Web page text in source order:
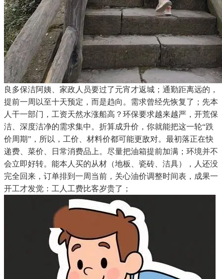
良多保洁阿姨、家政人员要过了元宵才返城；通勤距离远的，
提前一周以至十天预定，而是趋向。需求曾经先恢复了；先本
人干一部门，工资天然水涨船高？环保要求越来越严，开荒保
洁、深度洁净的需求集中。折算成升价，你就能把这一轮“跌
价周期”，所以，工价、材料价都可能更敌对。最初落正在快
递费、菜价、日常消费品上。尽量把油箱提前加满；环境并不
会立即好转。能本人买的从材（地板、瓷砖、洁具），人还没
完全回来，订单排到一周当前，关心油价调整时间表，成果一
开工才发觉：工人工费比客岁贵了；